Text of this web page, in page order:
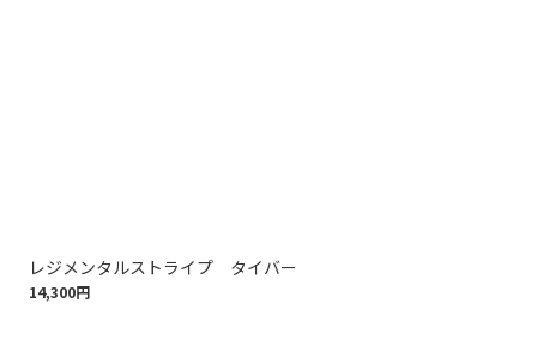
レジメンタルストライプ タイバー
14,300円